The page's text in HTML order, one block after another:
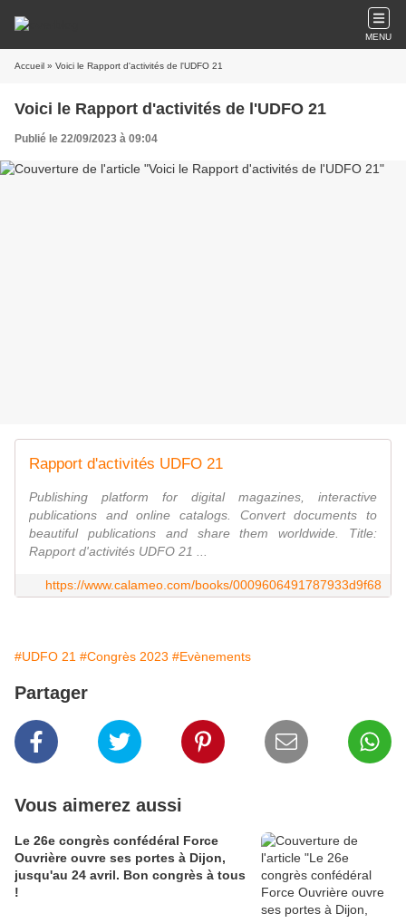
MENU
Accueil » Voici le Rapport d'activités de l'UDFO 21
Voici le Rapport d'activités de l'UDFO 21
Publié le 22/09/2023 à 09:04
Rapport d'activités UDFO 21
Publishing platform for digital magazines, interactive
publications and online catalogs. Convert documents to
beautiful publications and share them worldwide. Title:
Rapport d'activités UDFO 21 ...
https://www.calameo.com/books/0009606491787933d9f68
#UDFO 21 #Congrès 2023 #Evènements
Partager
Vous aimerez aussi
Le 26e congrès confédéral Force
Ouvrière ouvre ses portes à Dijon,
jusqu'au 24 avril. Bon congrès à tous
!